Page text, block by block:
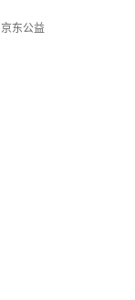
京东公益